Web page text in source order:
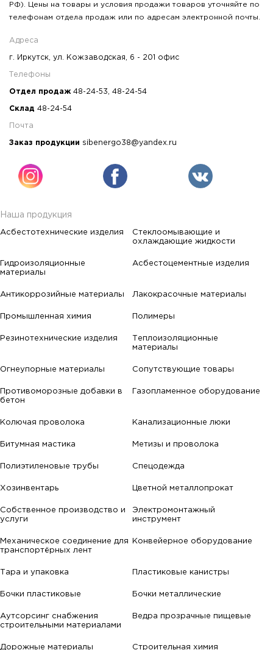
РФ). Цены на товары и условия продажи товаров уточняйте по
телефонам отдела продаж или по адресам электронной почты.
Адреса
г. Иркутск, ул. Кожзаводская, 6 - 201 офис
Телефоны
Отдел продаж 48-24-53 48-24-54
Склад 48-24-54
Почта
Заказ продукции sibenergo38@yandex.ru
Наша продукция
Асбестотехнические изделия
Стеклоомывающие и
охлаждающие жидкости
Гидроизоляционные
материалы
Асбестоцементные изделия
Антикоррозийные материалы Лакокрасочные материалы
Промышленная химия Полимеры
Резинотехнические изделия
Теплоизоляционные
материалы
Огнеупорные материалы Сопутствующие товары
Противоморозные добавки в
бетон
Газопламенное оборудование
Колючая проволока Канализационные люки
Битумная мастика Метизы и проволока
Полиэтиленовые трубы Спецодежда
Хозинвентарь Цветной металлопрокат
Собственное производство и
услуги
Электромонтажный
инструмент
Механическое соединение для
транспортёрных лент
Конвейерное оборудование
Тара и упаковка Пластиковые канистры
Бочки пластиковые Бочки металлические
Аутсорсинг снабжения
строительными материалами
Ведра прозрачные пищевые
Дорожные материалы Строительная химия